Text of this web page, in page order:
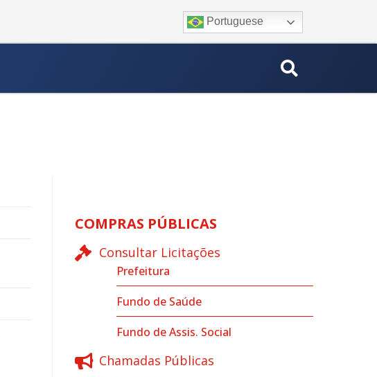
Portuguese
COMPRAS PÚBLICAS
Consultar Licitações
Prefeitura
Fundo de Saúde
Fundo de Assis. Social
Chamadas Públicas